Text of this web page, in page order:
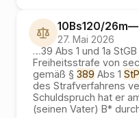
10Bs120/26m—
27. Mai 2026
…39 Abs 1 und 1a
Freiheitsstrafe von
gemäß § 389 Abs 1
des Strafverfahrens
Schuldspruch hat er
(seinen Vater) B*